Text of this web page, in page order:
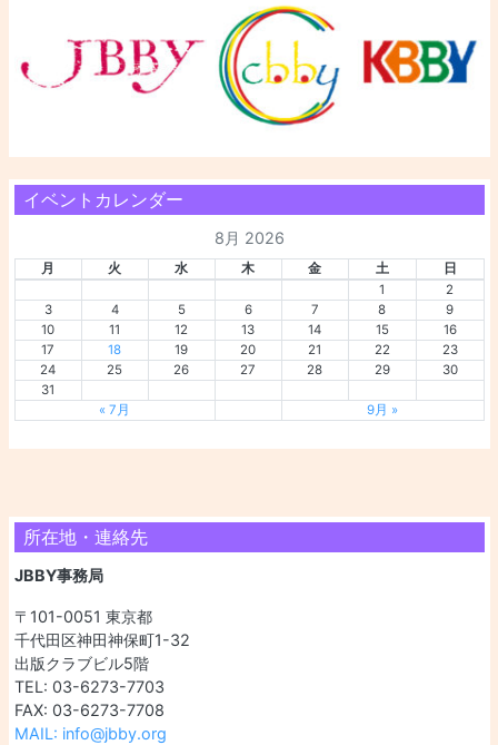
イベントカレンダー
8月 2026
月 火 水 木 金 土
日
1
2
3
4 5 6 7 8
9
10
11 12 13 14 15
16
17
18 19 20 21 22
23
24
25 26 27 28 29
30
31
« 7月
9月 »
所在地・連絡先
JBBY事務局
〒101-0051 東京都
千代田区神田神保町1-32
出版クラブビル5階
TEL: 03-6273-7703
FAX: 03-6273-7708
MAIL: info@jbby.org